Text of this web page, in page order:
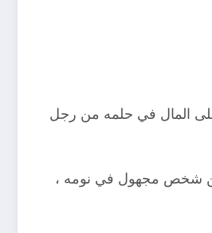
المال في حلمه من رجل
من شخص مجهول في نومه ،